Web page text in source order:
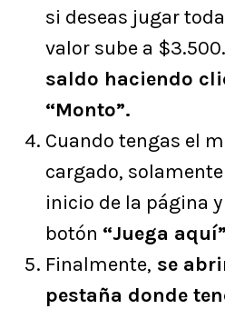
si deseas jugar
valor sube a $3.500.
saldo haciendo
“Monto”.
Cuando tengas el
cargado,
inicio de la página
botón “Juega
Finalmente, se
pestaña donde